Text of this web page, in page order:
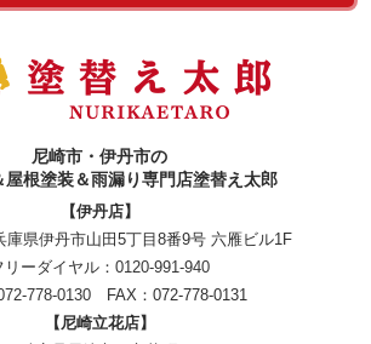
尼崎市・伊丹市の
屋根塗装＆雨漏り専門店塗替え太郎
【伊丹店】
庫県伊丹市山田5丁目8番9号 六雁ビル1F
リーダイヤル： 0120-991-940
778-0130 FAX：072-778-0131
【尼崎立花店】